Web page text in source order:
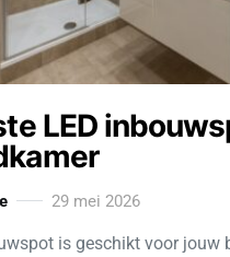
LED
29 mei 2026
is geschikt voor jouw